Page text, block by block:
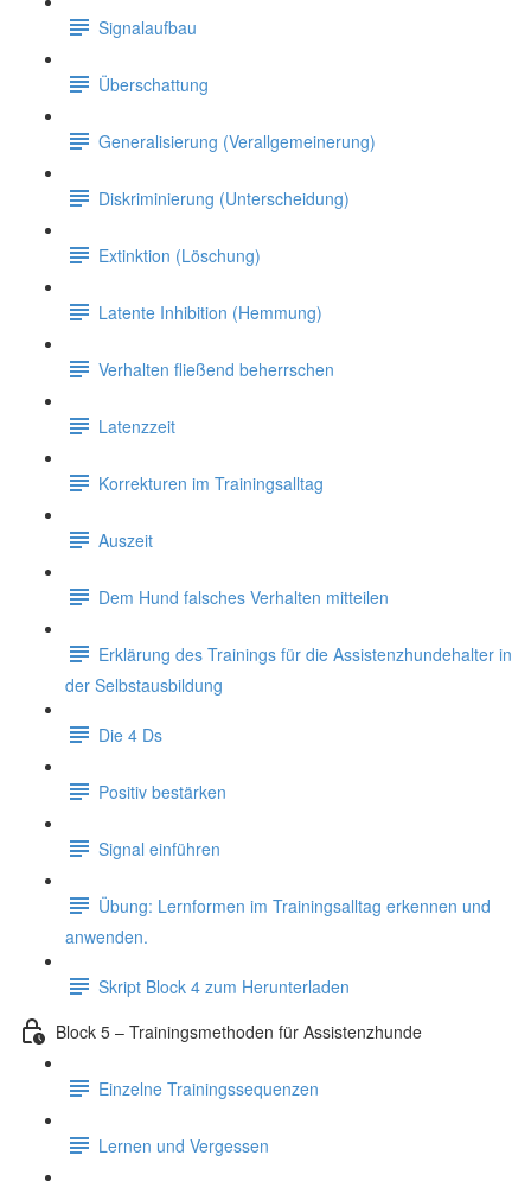
Signalaufbau
Überschattung
Generalisierung (Verallgemeinerung)
Diskriminierung (Unterscheidung)
Extinktion (Löschung)
Latente Inhibition (Hemmung)
Verhalten fließend beherrschen
Latenzzeit
Korrekturen im Trainingsalltag
Auszeit
Dem Hund falsches Verhalten mitteilen
Erklärung des Trainings für die Assistenzhundehalter in
der Selbstausbildung
Die 4 Ds
Positiv bestärken
Signal einführen
Übung: Lernformen im Trainingsalltag erkennen und
anwenden.
Skript Block 4 zum Herunterladen
Block 5 – Trainingsmethoden für Assistenzhunde
Einzelne Trainingssequenzen
Lernen und Vergessen